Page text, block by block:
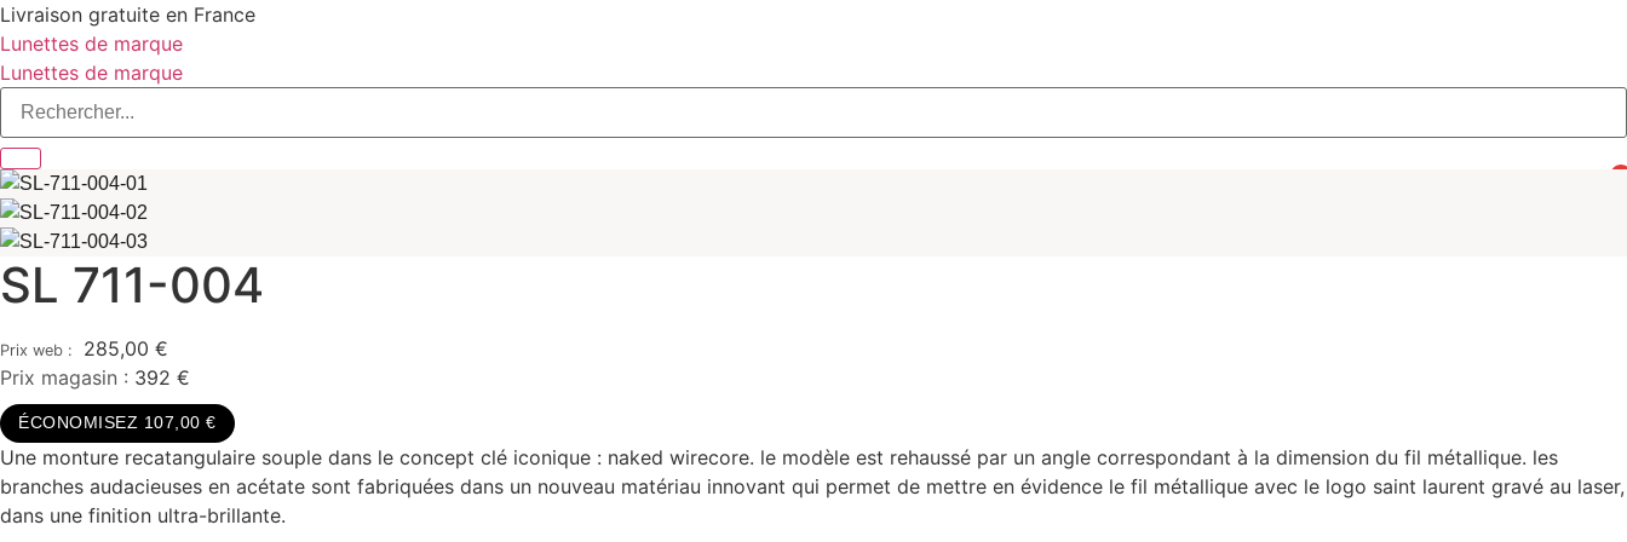
Aller
au
contenu
Livraison gratuite en France
Lunettes de marque
Lunettes de marque
SL 711-004
285,00 €
Prix magasin : 392 €
ÉCONOMISEZ 107,00 €
Une monture recatangulaire souple dans le concept clé iconique : naked wirecore. le modèle est rehaussé par un angle correspondant à la dimension du fil métallique. les
branches audacieuses en acétate sont fabriquées dans un nouveau matériau innovant qui permet de mettre en évidence le fil métallique avec le logo saint laurent gravé au laser,
dans une finition ultra-brillante.